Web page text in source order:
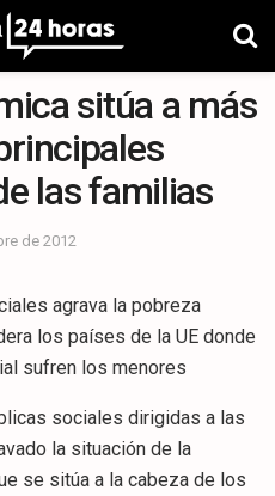
sitúa a más
las familias
de 2012
agrava la pobreza
los países de la UE donde
sufren los menores
sociales dirigidas a las
la situación de la
se sitúa a la cabeza de los